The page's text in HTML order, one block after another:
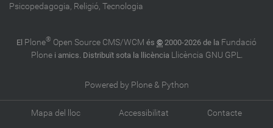
Psicopedagogia, Religió, Tecnologia
El Plone® Open Source CMS/WCM és © 2000-2026 de la Fundació
Plonei amics. Distribuït sota la llicència Llicència GNU GPL.
Powered by Plone & Python
Mapa del lloc Accessibilitat Contacte